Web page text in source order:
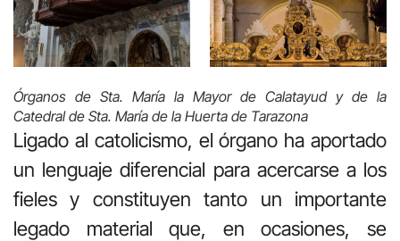
Órganos de Sta. María la Mayor de Calatayud y de la
Catedral de Sta. María de la Huerta de Tarazona
Ligado al catolicismo, el órgano ha aportado
un lenguaje diferencial para acercarse a los
fieles y constituyen tanto un importante
legado material que, en ocasiones, se